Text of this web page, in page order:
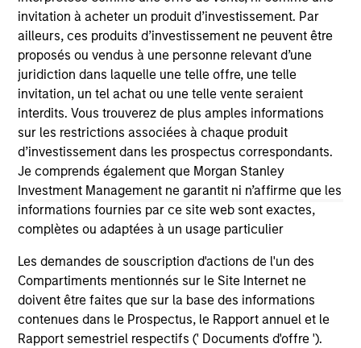
invitation à acheter un produit d’investissement. Par
ailleurs, ces produits d’investissement ne peuvent être
proposés ou vendus à une personne relevant d’une
juridiction dans laquelle une telle offre, une telle
invitation, un tel achat ou une telle vente seraient
interdits. Vous trouverez de plus amples informations
sur les restrictions associées à chaque produit
d’investissement dans les prospectus correspondants.
Je comprends également que Morgan Stanley
Investment Management ne garantit ni n’affirme que les
informations fournies par ce site web sont exactes,
complètes ou adaptées à un usage particulier
Les demandes de souscription d'actions de l'un des
Compartiments mentionnés sur le Site Internet ne
doivent être faites que sur la base des informations
contenues dans le Prospectus, le Rapport annuel et le
Rapport semestriel respectifs (' Documents d'offre ').
and educational purposes only. There is no guarantee that
the investment mentioned resulted in positive performance
(for realized holdings), or will perform well in the future (for
current holdings). The trademarks and service marks above
are the property of their respective owners. The information
on this website has not been authorized, sponsored, or
otherwise approved by such owners. By clicking on any
links shown here, you agree that you are navigating to a
third party site. We are providing these hyperlinks to you
only as a convenience and the inclusion of any hyperlink is
not and does not imply any endorsement, approval,
investigation, verification or monitoring by us of any
information contained in any hyperlinked site. In no event
shall we be responsible for the information contained on
the site or your use of such site.